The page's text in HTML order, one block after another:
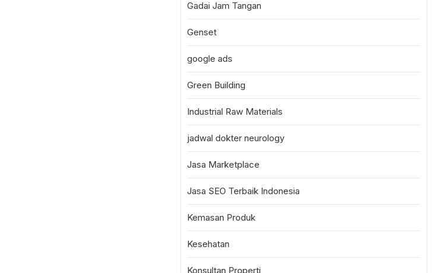
Gadai Jam Tangan
Genset
google ads
Green Building
Industrial Raw Materials
jadwal dokter neurology
Jasa Marketplace
Jasa SEO Terbaik Indonesia
Kemasan Produk
Kesehatan
Konsultan Properti